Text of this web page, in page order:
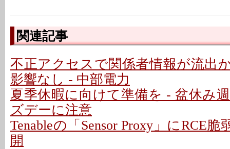
関連記事
不正アクセスで関係者情報が流出
影響なし - 中部電力
夏季休暇に向けて準備を - 盆休み
ズデーに注意
Tenableの「Sensor Proxy」にRCE
開